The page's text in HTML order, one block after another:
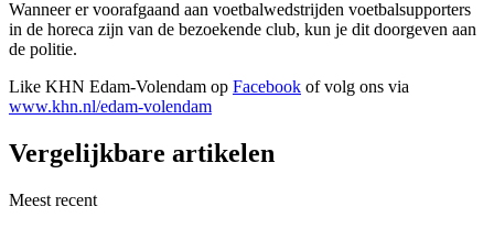
Wanneer er voorafgaand aan voetbalwedstrijden voetbalsupporters
in de horeca zijn van de bezoekende club, kun je dit doorgeven aan
de politie.
Like KHN Edam-Volendam op Facebook of volg ons via
www.khn.nl/edam-volendam
Vergelijkbare artikelen
Meest recent